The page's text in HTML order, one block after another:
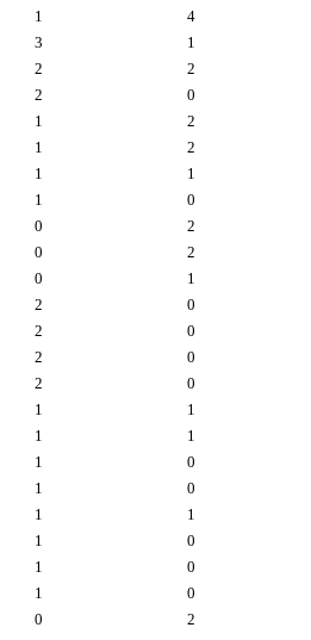
1 4
3 1
2 2
2 0
1 2
1 2
1 1
1 0
0 2
0 2
0 1
2 0
2 0
2 0
2 0
1 1
1 1
1 0
1 0
1 1
1 0
1 0
1 0
0 2